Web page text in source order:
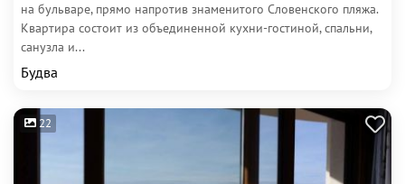
на бульваре, прямо напротив знаменитого Словенского пляжа.
Квартира состоит из объединенной кухни-гостиной, спальни,
санузла и...
Будва
22